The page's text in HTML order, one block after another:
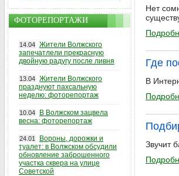
Нет
Где
В
Звучит
ФОТОРЕПОРТАЖИ
14.04 Жители Волжского
запечатлели прекрасную
двойную радугу после ливня
13.04 Жители Волжского
празднуют пахсальную
неделю: фоторепортаж
10.04
В Волжском зацвела
весна: фоторепортаж
24.01
Вороны, дорожки и
туалет: в Волжском обсудили
обновление заброшенного
участка сквера на улице
Советской